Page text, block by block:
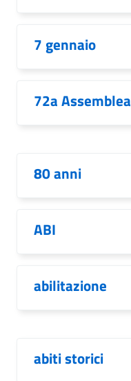
7 gennaio
72a Assemblea
80 anni
ABI
abilitazione
abiti storici